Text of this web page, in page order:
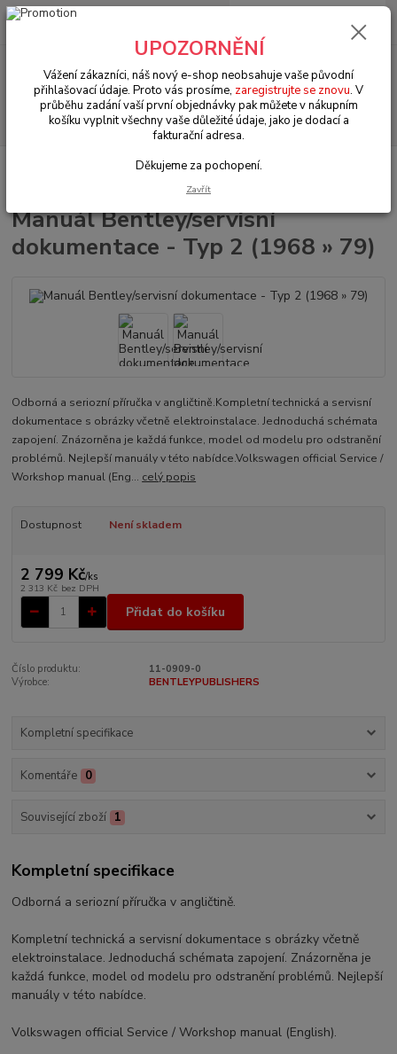
Menu
Hledat
+420 602 330 329
0 Kč
Literatura & manuály
Manuál Bentley/servisní dokumentace - Typ
Manuál Bentley/servisní
dokumentace - Typ 2 (1968 » 79)
Odborná a seriozní příručka v angličtině.Kompletní technická a servisní
dokumentace s obrázky včetně elektroinstalace. Jednoduchá schémata
zapojení. Znázorněna je každá funkce, model od modelu pro odstranění
problémů. Nejlepší manuály v této nabídce.Volkswagen official Service /
Workshop manual (Eng... celý popis
Dostupnost Není skladem
2 799 Kč/ks
2 313 Kč bez DPH
Přidat do košíku
Číslo produktu:
11-0909-0
Výrobce:
BENTLEYPUBLISHERS
Kompletní specifikace
Komentáře 0
Související zboží 1
Kompletní specifikace
Odborná a seriozní příručka v angličtině.
Kompletní technická a servisní dokumentace s obrázky včetně
elektroinstalace. Jednoduchá schémata zapojení. Znázorněna je
každá funkce, model od modelu pro odstranění problémů. Nejlepší
manuály v této nabídce.
Volkswagen official Service / Workshop manual (English).
UPOZORNĚNÍ
Vážení zákazníci, náš nový e-shop neobsahuje vaše původní
přihlašovací údaje. Proto vás prosíme, zaregistrujte se znovu. V
průběhu zadání vaší první objednávky pak můžete v nákupním
košíku vyplnit všechny vaše důležité údaje, jako je dodací a
fakturační adresa.
Děkujeme za pochopení.
Zavřít